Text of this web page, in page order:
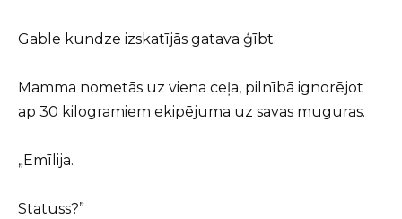
Gable kundze izskatījās gatava ģībt.
Mamma nometās uz viena ceļa, pilnībā ignorējot
ap 30 kilogramiem ekipējuma uz savas muguras.
„Emīlija.
Statuss?”